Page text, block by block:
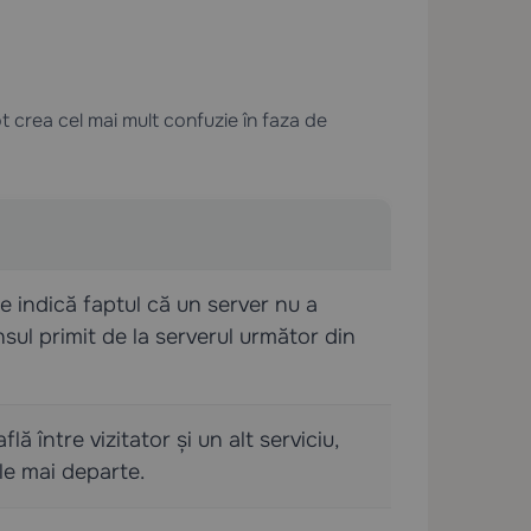
cel mai mult confuzie în faza de
indică faptul că un server nu a
primit de la serverul următor din
între vizitator și un alt serviciu,
mai departe.